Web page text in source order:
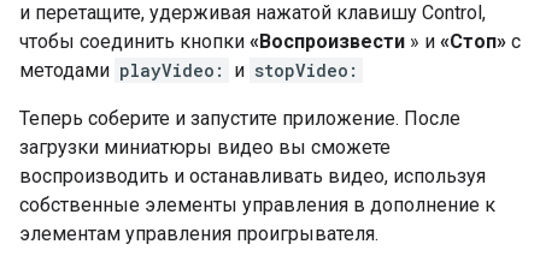
и перетащите, удерживая нажатой клавишу Control,
чтобы соединить кнопки «Воспроизвести » и «Стоп» с
методами playVideo: и stopVideo:
Теперь соберите и запустите приложение. После
загрузки миниатюры видео вы сможете
воспроизводить и останавливать видео, используя
собственные элементы управления в дополнение к
элементам управления проигрывателя.